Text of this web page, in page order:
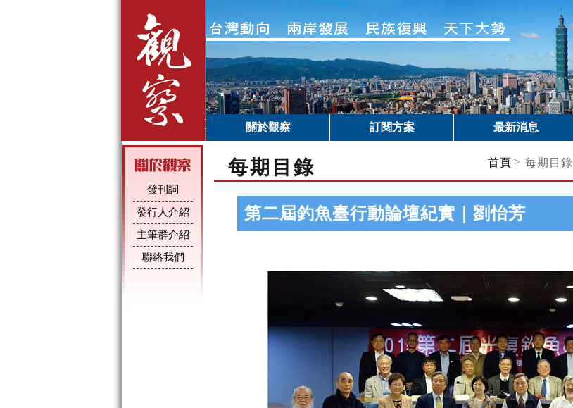
關於觀察 訂閱方案 最新消息
發刊詞
發行人介紹
主筆群介紹
聯絡我們
每期目錄 首頁 > 每期目錄
第二屆釣魚臺行動論壇紀實｜劉怡芳